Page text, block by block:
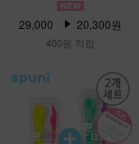
29,000 20,300원
400원 적립